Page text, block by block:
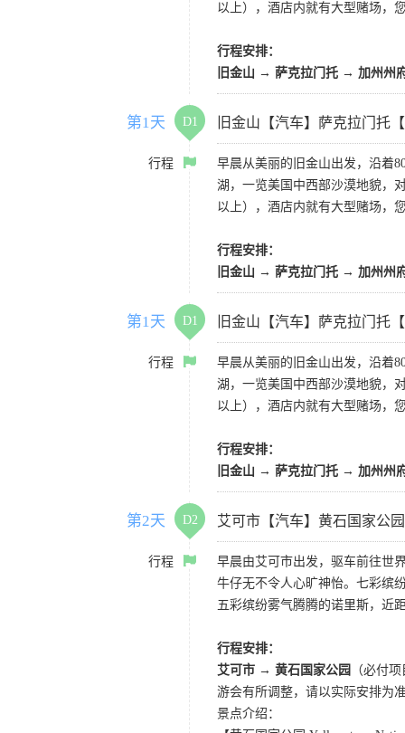
以上），酒店内就有大型赌场，
行程安排：
旧金山 → 萨克拉门托 → 加州州
第1天 D1 旧金山【汽车】萨克拉门托
行程
早晨从美丽的旧金山出发，沿着
湖，一览美国中西部沙漠地貌，
以上），酒店内就有大型赌场，
行程安排：
旧金山 → 萨克拉门托 → 加州州
第1天 D1 旧金山【汽车】萨克拉门托
行程
早晨从美丽的旧金山出发，沿着
湖，一览美国中西部沙漠地貌，
以上），酒店内就有大型赌场，
行程安排：
旧金山 → 萨克拉门托 → 加州州
第2天 D2 艾可市【汽车】黄石国家公
行程
早晨由艾可市出发，驱车前往世
牛仔无不令人心旷神怡。七彩缤
五彩缤纷雾气腾腾的诺里斯，近
行程安排：
艾可市 → 黄石国家公园
（必付
游会有所调整，请以实际安排为
景点介绍：